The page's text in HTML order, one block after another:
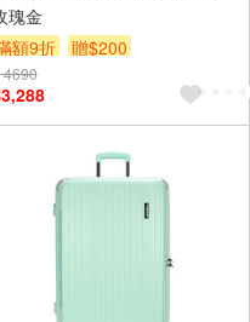
瑰金
額9折
贈$200
4690